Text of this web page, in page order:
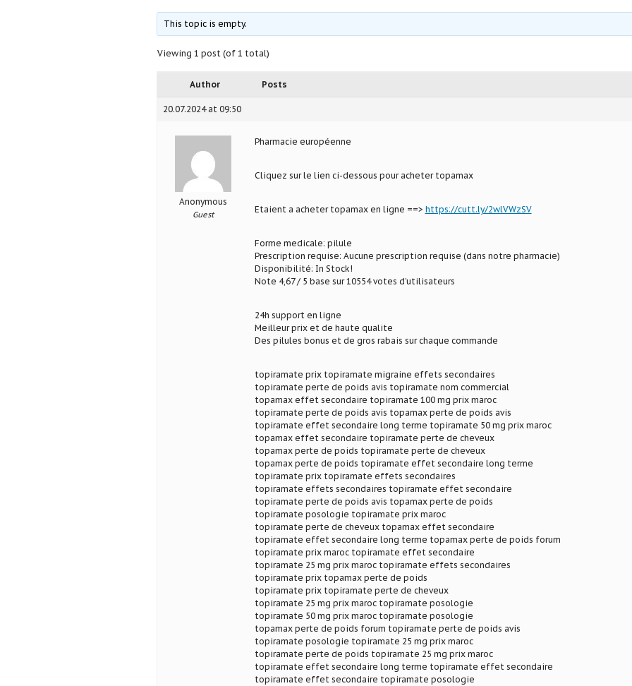
This topic is empty.
Viewing 1 post (of 1 total)
Author Posts
20.07.2024 at 09:50
Anonymous
Guest
Pharmacie européenne
Cliquez sur le lien ci-dessous pour acheter topamax
Etaient a acheter topamax en ligne ==> https://cutt.ly/2wlVWzSV
Forme medicale: pilule
Prescription requise: Aucune prescription requise (dans notre pharmacie)
Disponibilité: In Stock!
Note 4,67 / 5 base sur 10554 votes d’utilisateurs
24h support en ligne
Meilleur prix et de haute qualite
Des pilules bonus et de gros rabais sur chaque commande
topiramate prix topiramate migraine effets secondaires
topiramate perte de poids avis topiramate nom commercial
topamax effet secondaire topiramate 100 mg prix maroc
topiramate perte de poids avis topamax perte de poids avis
topiramate effet secondaire long terme topiramate 50 mg prix maroc
topamax effet secondaire topiramate perte de cheveux
topamax perte de poids topiramate perte de cheveux
topamax perte de poids topiramate effet secondaire long terme
topiramate prix topiramate effets secondaires
topiramate effets secondaires topiramate effet secondaire
topiramate perte de poids avis topamax perte de poids
topiramate posologie topiramate prix maroc
topiramate perte de cheveux topamax effet secondaire
topiramate effet secondaire long terme topamax perte de poids forum
topiramate prix maroc topiramate effet secondaire
topiramate 25 mg prix maroc topiramate effets secondaires
topiramate prix topamax perte de poids
topiramate prix topiramate perte de cheveux
topiramate 25 mg prix maroc topiramate posologie
topiramate 50 mg prix maroc topiramate posologie
topamax perte de poids forum topiramate perte de poids avis
topiramate posologie topiramate 25 mg prix maroc
topiramate perte de poids topiramate 25 mg prix maroc
topiramate effet secondaire long terme topiramate effet secondaire
topiramate effet secondaire topiramate posologie